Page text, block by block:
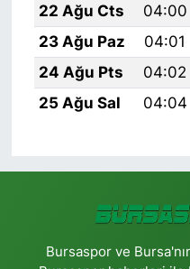
22 Ağu Cts
04:00
23 Ağu Paz
04:01
24 Ağu Pts
04:02
25 Ağu Sal
04:04
Bursaspor ve